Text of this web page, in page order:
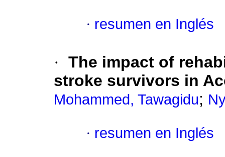
· resumen en Inglés
· The impact of
stroke survivors in
Mohammed, Tawagidu;
· resumen en Inglés